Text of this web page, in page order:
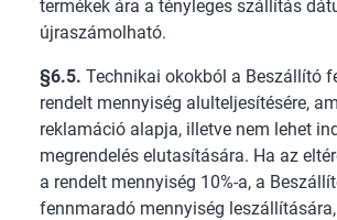
termékek ára a tényleges szállítás
újraszámolható.
§6.5. Technikai okokból a Beszállító
rendelt mennyiség alulteljesítésére,
reklamáció alapja, illetve nem lehet
megrendelés elutasítására. Ha az
a rendelt mennyiség 10%-a, a
fennmaradó mennyiség